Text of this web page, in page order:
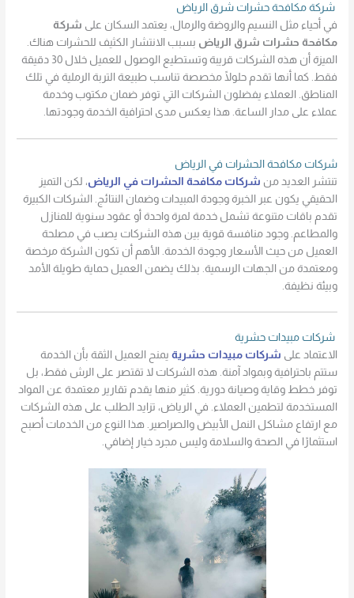
شركة مكافحة حشرات شرق الرياض
في أحياء مثل النسيم والروضة والرمال، يعتمد السكان على شركة
مكافحة حشرات شرق الرياض بسبب الانتشار الكثيف للحشرات هناك.
الميزة أن هذه الشركات قريبة وتستطيع الوصول للعميل خلال 30 دقيقة
فقط. كما أنها تقدم حلولًا مخصصة تناسب طبيعة التربة الرملية في تلك
المناطق. العملاء يفضلون الشركات التي توفر ضمان مكتوب وخدمة
عملاء على مدار الساعة. هذا يعكس مدى احترافية الخدمة وجودتها.
شركات مكافحة الحشرات في الرياض
تنتشر العديد من شركات مكافحة الحشرات في الرياض، لكن التميز
الحقيقي يكون عبر الخبرة وجودة المبيدات وضمان النتائج. الشركات الكبيرة
تقدم باقات متنوعة تشمل خدمة لمرة واحدة أو عقود سنوية للمنازل
والمطاعم. وجود منافسة قوية بين هذه الشركات يصب في مصلحة
العميل من حيث الأسعار وجودة الخدمة. الأهم أن تكون الشركة مرخصة
ومعتمدة من الجهات الرسمية. بذلك يضمن العميل حماية طويلة الأمد
وبيئة نظيفة.
شركات مبيدات حشرية
الاعتماد على شركات مبيدات حشرية يمنح العميل الثقة بأن الخدمة
ستتم باحترافية وبمواد آمنة. هذه الشركات لا تقتصر على الرش فقط، بل
توفر خطط وقاية وصيانة دورية. كثير منها يقدم تقارير معتمدة عن المواد
المستخدمة لتطمين العملاء. في الرياض، تزايد الطلب على هذه الشركات
مع ارتفاع مشاكل النمل الأبيض والصراصير. هذا النوع من الخدمات أصبح
استثمارًا في الصحة والسلامة وليس مجرد خيار إضافي.